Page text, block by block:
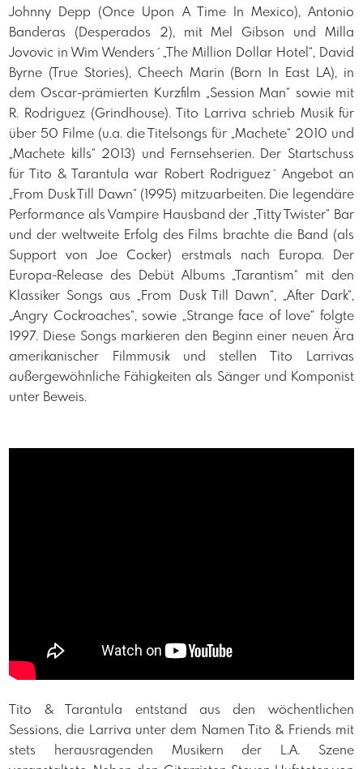
Johnny Depp (Once Upon A Time In Mexico), Antonio
Banderas (Desperados 2), mit Mel Gibson und Milla
Jovovic in Wim Wenders ́ „The Million Dollar Hotel“, David
Byrne (True Stories), Cheech Marin (Born In East LA), in
dem Oscar-prämierten Kurzfilm „Session Man“ sowie mit
R. Rodriguez (Grindhouse). Tito Larriva schrieb Musik für
über 50 Filme (u.a. die Titelsongs für „Machete“ 2010 und
„Machete kills“ 2013) und Fernsehserien. Der Startschuss
für Tito & Tarantula war Robert Rodriguez ́ Angebot an
„From Dusk Till Dawn“ (1995) mitzuarbeiten. Die legendäre
Performance als Vampire Hausband der „Titty Twister“ Bar
und der weltweite Erfolg des Films brachte die Band (als
Support von Joe Cocker) erstmals nach Europa. Der
Europa-Release des Debüt Albums „Tarantism“ mit den
Klassiker Songs aus „From Dusk Till Dawn“, „After Dark“,
„Angry Cockroaches“, sowie „Strange face of love“ folgte
1997. Diese Songs markieren den Beginn einer neuen Ära
amerikanischer Filmmusik und stellen Tito Larrivas
außergewöhnliche Fähigkeiten als Sänger und Komponist
unter Beweis.
Tito & Tarantula entstand aus den wöchentlichen
Sessions, die Larriva unter dem Namen Tito & Friends mit
stets herausragenden Musikern der L.A. Szene